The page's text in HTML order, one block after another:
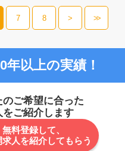
7 8 > >>
年以上の実績！
のご希望に合った
をご紹介します
無料登録して、
人を紹介してもらう